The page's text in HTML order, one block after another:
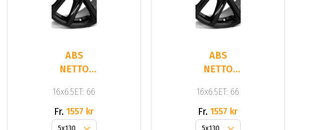
ABS
NETTO
BLACK
16x6.5ET: 66
Fr. 1557 kr
ABS
NETTO
BLACK
16x6.5ET: 66
Fr. 1557 kr